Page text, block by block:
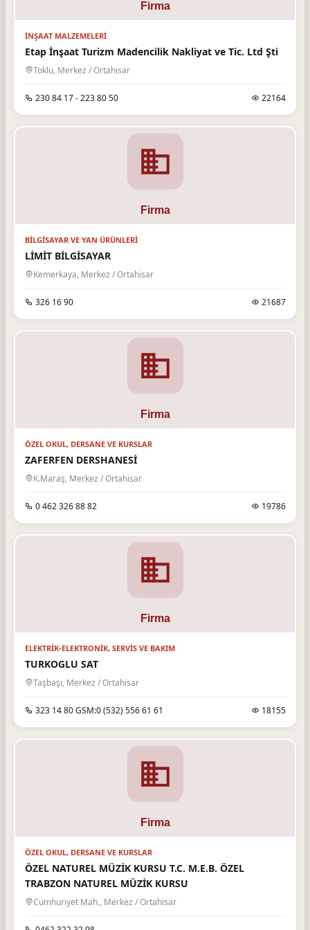
İNŞAAT MALZEMELERI
Etap İnşaat Turizm Madencilik Nakliyat ve Tic. Ltd Şti
Toklu, Merkez / Ortahisar
230 84 17 - 223 80 50 22164
BILGISAYAR VE YAN ÜRÜNLERI
LİMİT BİLGİSAYAR
Kemerkaya, Merkez / Ortahisar
326 16 90 21687
ÖZEL OKUL, DERSANE VE KURSLAR
ZAFERFEN DERSHANESİ
K.Maraş, Merkez / Ortahisar
0 462 326 88 82 19786
ELEKTRIK-ELEKTRONIK, SERVIS VE BAKIM
TURKOGLU SAT
Taşbaşı, Merkez / Ortahisar
323 14 80 GSM:0 (532) 556 61 61 18155
ÖZEL OKUL, DERSANE VE KURSLAR
ÖZEL NATUREL MÜZİK KURSU T.C. M.E.B. ÖZEL
TRABZON NATUREL MÜZİK KURSU
Cumhuriyet Mah., Merkez / Ortahisar